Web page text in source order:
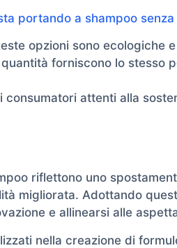
portando a shampoo
opzioni sono ecologiche
forniscono lo stesso
consumatori attenti alla
riflettono uno
migliorata. Adottando
e allinearsi alle
nella creazione di